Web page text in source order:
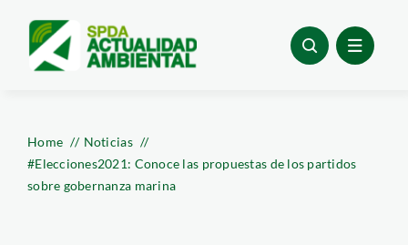
content
Home
Noticias
#Elecciones2021: Conoce las propuestas de los partidos
sobre gobernanza marina